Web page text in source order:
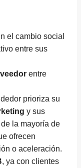
el cambio social
entre sus
entre
prioriza su
y sus
la mayoría de
ofrecen
o aceleración.
, ya con clientes